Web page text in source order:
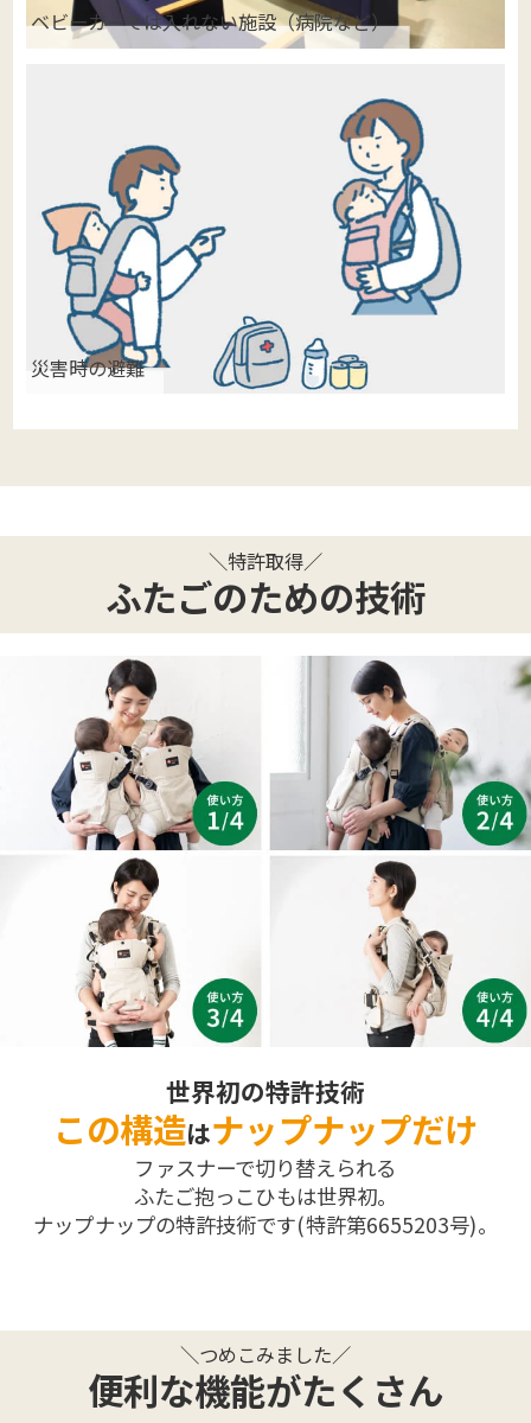
ベビーカーでは入れない施設（病院など）
災害時の避難
＼特許取得／
ふたごのための技術
世界初の特許技術
この構造はナップナップだけ
ファスナーで切り替えられる
ふたご抱っこひもは世界初。
ナップナップの特許技術です(特許第6655203号)。
＼つめこみました／
便利な機能がたくさん